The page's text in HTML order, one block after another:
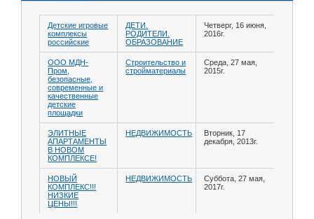
Детские игровые
комплексы
российские
ДЕТИ.
РОДИТЕЛИ.
ОБРАЗОВАНИЕ
Четверг, 16 июня,
2016г.
ООО МДН-
Пром,
безопасные,
современные и
качественные
детские
площадки
Строительство и
стройматериалы
Среда, 27 мая,
2015г.
ЭЛИТНЫЕ
АПАРТАМЕНТЫ
В НОВОМ
КОМПЛЕКСЕ!
НЕДВИЖИМОСТЬ
Вторник, 17
декабря, 2013г.
НОВЫЙ
КОМПЛЕКС!!!
НИЗКИЕ
ЦЕНЫ!!!
НЕДВИЖИМОСТЬ
Суббота, 27 мая,
2017г.